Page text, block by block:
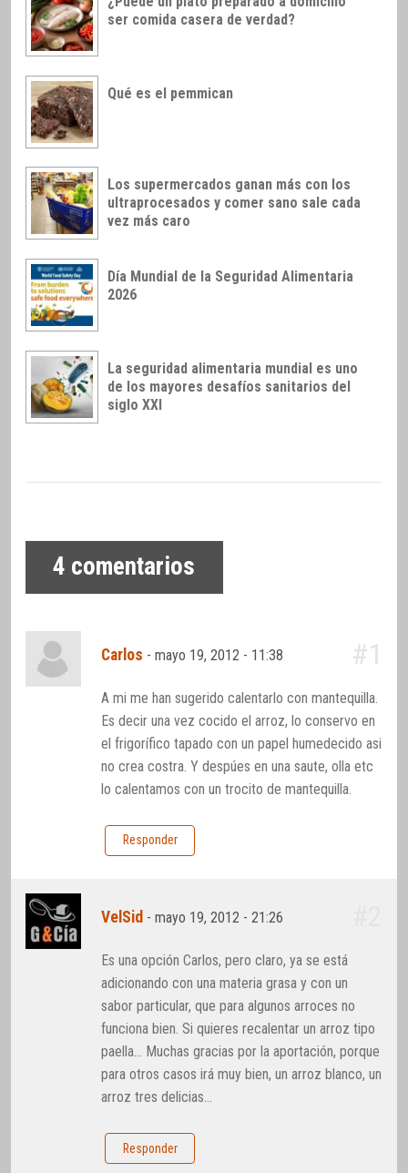
ser comida casera de verdad?
Qué es el pemmican
Los supermercados ganan más con los
ultraprocesados y comer sano sale cada
vez más caro
Día Mundial de la Seguridad Alimentaria
2026
La seguridad alimentaria mundial es uno
de los mayores desafíos sanitarios del
siglo XXI
4 comentarios
Carlos -mayo 19, 2012 - 11:38 #1
A mi me han sugerido calentarlo con mantequilla.
Es decir una vez cocido el arroz, lo conservo en
el frigorífico tapado con un papel humedecido asi
no crea costra. Y despúes en una saute, olla etc
lo calentamos con un trocito de mantequilla.
Responder
VelSid -mayo 19, 2012 - 21:26
Es una opción Carlos, pero claro, ya se está
adicionando con una materia grasa y con un
sabor particular, que para algunos arroces no
funciona bien. Si quieres recalentar un arroz tipo
paella… Muchas gracias por la aportación, porque
para otros casos irá muy bien, un arroz blanco, un
arroz tres delicias…
Responder